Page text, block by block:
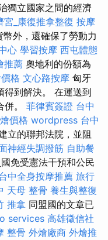
獨立國家之間的經濟
宮_康復推拿整復 按摩
外，還確保了勞動力
心 學習按摩 西屯體態
推薦 奧地利的份額為
格 文心路按摩 匈牙
得到解決。 在運送到
。 菲律賓簽證 台中
價格 wordpress 台中
立的聯邦法院，並阻
神經失調撥筋 自助餐
免受憲法干預和公民
中全身按摩推薦 旅行
天母 整骨 養生與整復
推拿 同盟國的文章已
services 高雄徵信社
整骨 外燴廠商 外燴推